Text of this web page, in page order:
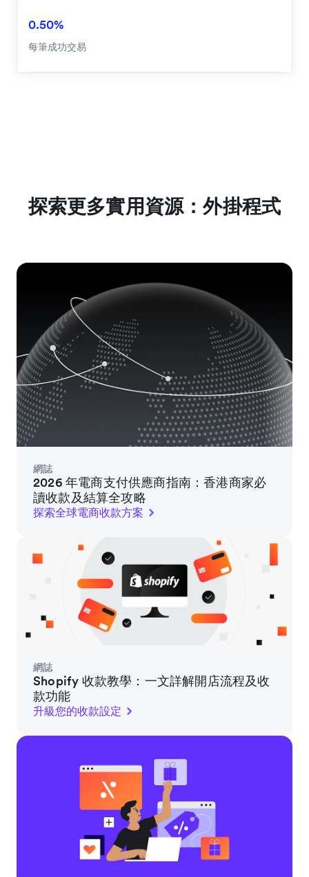
0.50%
每筆成功交易
探索更多實用資源：外掛程式
網誌
2026 年電商支付供應商指南：香港商家必
讀收款及結算全攻略
探索全球電商收款方案
網誌
Shopify 收款教學：一文詳解開店流程及收
款功能
升級您的收款設定